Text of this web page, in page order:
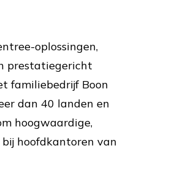
oplossingen,
prestatiegericht
familiebedrijf Boon
dan 40 landen en
hoogwaardige,
hoofdkantoren van